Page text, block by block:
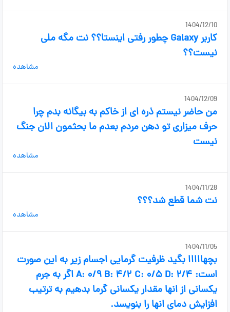
1404/12/10
کاربر Galaxy چطور رفتی اینستا؟؟ نت مگه ملی
نیست؟؟
مشاهده
1404/12/09
من حاضر نیستم ذره ای از خاکم به بیگانه بدم چرا
حرف میزاری تو دهن مردم بعدم ما بحثمون الان جنگ
نیست
مشاهده
1404/11/28
نت شما قطع شد؟؟؟
مشاهده
1404/11/05
بچهااااا بگید ظرفیت گرمایی اجسام زیر به این صورت
است: A: ۰/۹ B: ۴/۲ C: ۰/۵ D: ۲/۴ اگر به جرم
یکسانی از انها مقدار یکسانی گرما بدهیم به ترتیب
افزایش دمای انها را بنویسد.